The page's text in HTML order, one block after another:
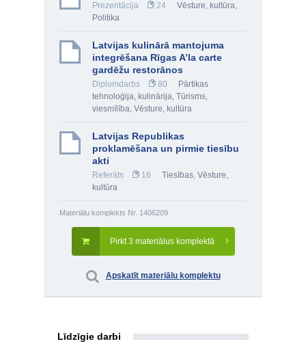
Prezentācija 24 Vēsture, kultūra,
Politika
Latvijas kulinārā mantojuma
integrēšana Rīgas A’la carte
gardēžu restorānos
Diplomdarbs 80
Pārtikas
tehnoloģija, kulinārija, Tūrisms,
viesmīlība, Vēsture, kultūra
Latvijas Republikas
proklamēšana un pirmie tiesību
akti
Referāts 16 Tiesības, Vēsture,
kultūra
Materiālu komplekts Nr. 1406209
Pirkt 3 materiālus komplektā
Apskatīt materiālu komplektu
Līdzīgie darbi